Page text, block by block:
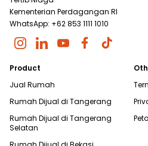
Kementerian Perdagangan RI
WhatsApp: +62 853 1111 1010
Product
Jual Rumah
Rumah Dijual di Tangerang
Rumah Dijual di Tangerang
Selatan